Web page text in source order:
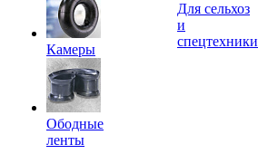
Камеры
Ободные
ленты
Для сельхоз
и
спецтехники